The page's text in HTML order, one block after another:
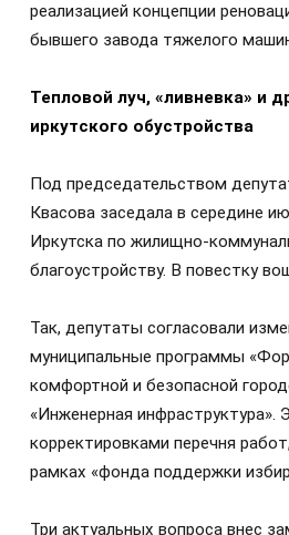
реализацией концепции
бывшего завода тяжелого
Тепловой луч, «ливневка» и
иркутского обустройства
Под председательством
Квасова заседала в середине
Иркутска по жилищно-
благоустройству. В повестку
Так, депутаты согласовали
муниципальные программы
комфортной и безопасной
«Инженерная инфраструктура».
корректировками перечня
рамках «фонда поддержки
Три актуальных вопроса внес